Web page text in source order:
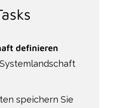
definieren
speichern Sie